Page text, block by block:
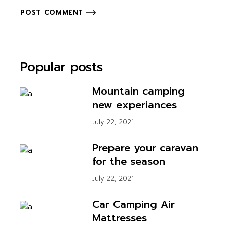
POST COMMENT
Popular posts
Mountain camping
new experiances
July 22, 2021
Prepare your caravan
for the season
July 22, 2021
Car Camping Air
Mattresses